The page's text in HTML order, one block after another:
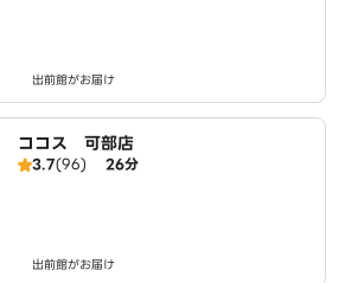
出前館がお届け
ココス 可部店
3.7(96) 26分
出前館がお届け